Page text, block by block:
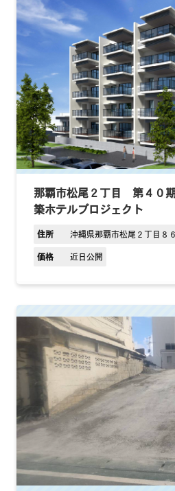
那覇市松尾２丁目 第４０
築ホテルプロジェクト
住所 沖縄県那覇市松尾２丁目８
価格 近日公開